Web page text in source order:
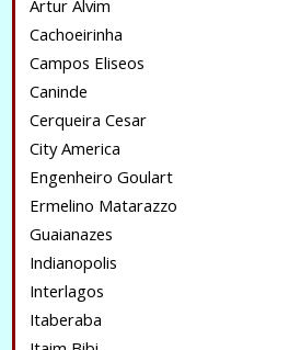
Artur Alvim
Cachoeirinha
Campos Eliseos
Caninde
Cerqueira Cesar
City America
Engenheiro Goulart
Ermelino Matarazzo
Guaianazes
Indianopolis
Interlagos
Itaberaba